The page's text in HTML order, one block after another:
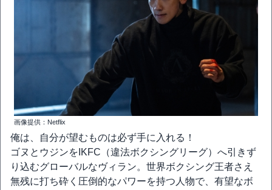
画像提供：Netflix
俺は、自分が望むものは必ず手に入れる！
ゴヌとウジンをIKFC（違法ボクシングリーグ）へ引きず
り込むグローバルなヴィラン。世界ボクシング王者さえ
無残に打ち砕く圧倒的なパワーを持つ人物で、有望なボ